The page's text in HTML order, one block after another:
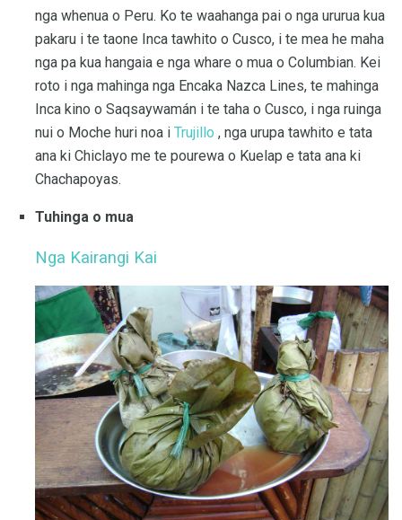
nga whenua o Peru. Ko te waahanga pai o nga ururua kua
pakaru i te taone Inca tawhito o Cusco, i te mea he maha
nga pa kua hangaia e nga whare o mua o Columbian. Kei
roto i nga mahinga nga Encaka Nazca Lines, te mahinga
Inca kino o Saqsaywamán i te taha o Cusco, i nga ruinga
nui o Moche huri noa i Trujillo , nga urupa tawhito e tata
ana ki Chiclayo me te pourewa o Kuelap e tata ana ki
Chachapoyas.
Tuhinga o mua
Nga Kairangi Kai